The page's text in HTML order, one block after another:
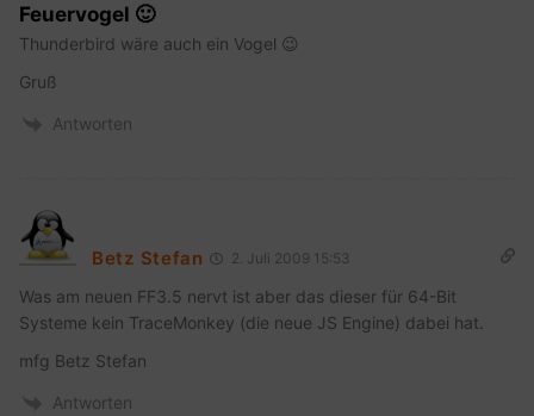
Feuervogel 🙂
Thunderbird wäre auch ein Vogel 😉
Gruß
Antworten
Betz Stefan 2. Juli 2009 15:53
Was am neuen FF3.5 nervt ist aber das dieser für 64-Bit
Systeme kein TraceMonkey (die neue JS Engine) dabei hat.
mfg Betz Stefan
Antworten